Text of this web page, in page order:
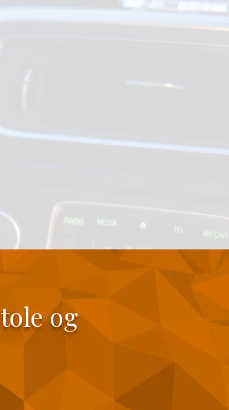
og